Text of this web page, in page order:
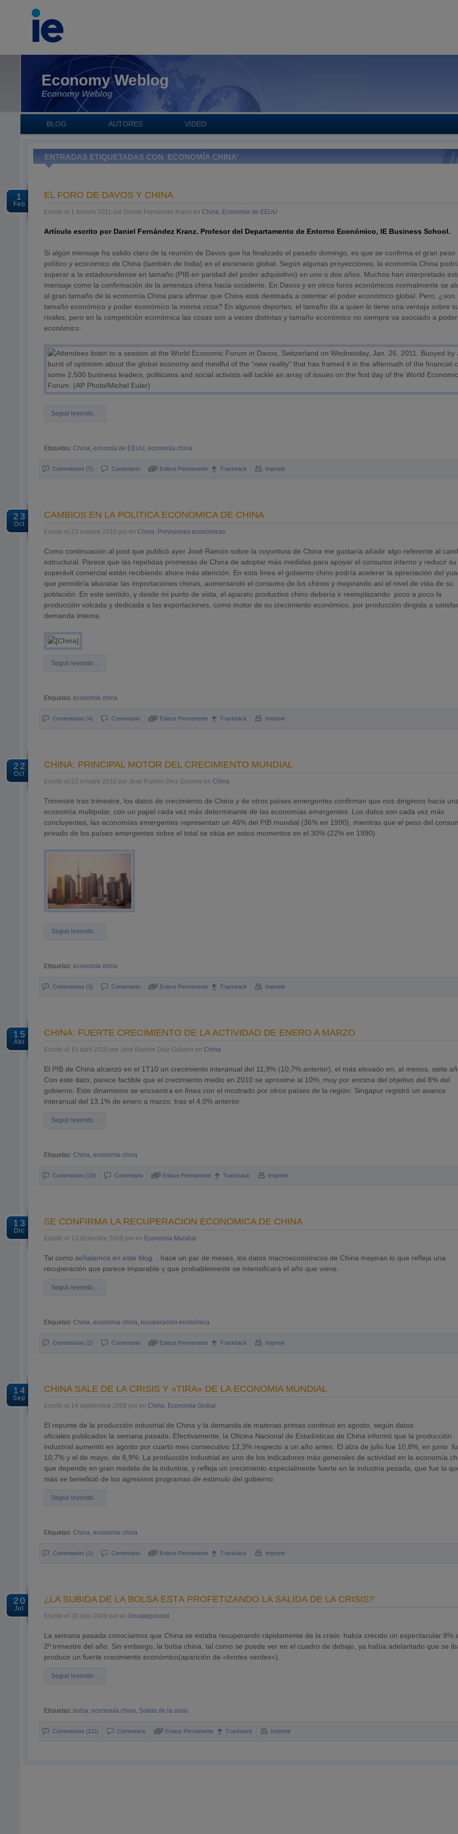
Economy Weblog
Economy Weblog
BLOG AUTORES VIDEO
ENTRADAS ETIQUETADAS CON ‘ECONOMÍA CHINA’
1
Feb
EL FORO DE DAVOS Y CHINA
Escrito el 1 febrero 2011 por Daniel Fernandez Kranz enChina, Economía de EEUU
Artículo escrito por Daniel Fernández Kranz. Profesor del Departamento de Entorno Económico, IE Business School.
Si algún mensaje ha salido claro de la reunión de Davos que ha finalizado el pasado domingo, es que se confirma el gran peso
político y económico de China (también de India) en el escenario global. Según algunas proyecciones, la economía China
superar a la estadounidense en tamaño (PIB en paridad del poder adquisitivo) en uno o dos años. Muchos han interpretado
mensaje como la confirmación de la amenaza china hacia occidente. En Davos y en otros foros económicos normalmente se
al gran tamaño de la economía China para afirmar que China está destinada a ostentar el poder económico global. Pero, ¿son
tamaño económico y poder económico la misma cosa? En algunos deportes, el tamaño da a quien lo tiene una ventaja sobre
rivales, pero en la competición económica las cosas son a veces distintas y tamaño económico no siempre va asociado a poder
económico.
Seguir leyendo…
Etiquetas:China,ecnomía de EEUU,economía china
Comentarios (7) Comentario Enlace Permanente Trackback Imprimir
23
Oct
CAMBIOS EN LA POLÍTICA ECONÓMICA DE CHINA
Escrito el 23 octubre 2010 por enChina, Previsiones económicas
Como continuación al post que publicó ayer José Ramón sobre la coyuntura de China me gustaría añadir algo referente al
estructural. Parece que las repetidas promesas de China de adoptar más medidas para apoyar el consumo interno y reducir su
superávit comercial están recibiendo ahora más atención. En esta línea el gobierno chino podría acelerar la apreciación del
que permitiría abaratar las importaciones chinas, aumentando el consumo de los chinos y mejorando así el nivel de vida de su
población. En este sentido, y desde mi punto de vista, el aparato productivo chino debería ir reemplazando poco a poco la
producción volcada y dedicada a las exportaciones, como motor de su crecimiento económico, por producción dirigida a
demanda interna.
Seguir leyendo…
Etiquetas:economía china
Comentarios (4) Comentario Enlace Permanente Trackback Imprimir
22
Oct
CHINA: PRINCIPAL MOTOR DEL CRECIMIENTO MUNDIAL
Escrito el 22 octubre 2010 por José Ramón Diez Guijarro enChina
Trimestre tras trimestre, los datos de crecimiento de China y de otros países emergentes confirman que nos dirigimos hacia
economía multipolar, con un papel cada vez más determinante de las economías emergentes. Los datos son cada vez más
concluyentes, las economías emergentes representan un 46% del PIB mundial (36% en 1990), mientras que el peso del
privado de los países emergentes sobre el total se sitúa en estos momentos en el 30% (22% en 1990).
Seguir leyendo…
Etiquetas:economía china
Comentarios (3) Comentario Enlace Permanente Trackback Imprimir
15
Abr
CHINA: FUERTE CRECIMIENTO DE LA ACTIVIDAD DE ENERO A MARZO
Escrito el 15 abril 2010 por José Ramón Diez Guijarro enChina
El PIB de China alcanzó en el 1T10 un crecimiento interanual del 11,9% (10,7% anterior), el más elevado en, al menos, siete
Con este dato, parece factible que el crecimiento medio en 2010 se aproxime al 10%, muy por encima del objetivo del 8% del
gobierno. Este dinamismo se encuentra en línea con el mostrado por otros países de la región: Singapur registró un avance
interanual del 13,1% de enero a marzo, tras el 4,0% anterior.
Seguir leyendo…
Etiquetas:China,economía china
Comentarios (19) Comentario Enlace Permanente Trackback Imprimir
13
Dic
SE CONFIRMA LA RECUPERACIÓN ECONÓMICA DE CHINA
Escrito el 13 diciembre 2009 por en Economía Mundial
Tal comoseñalamos en este blog
, hace un par de meses, los datos macroeconómicos de China mejoran lo que refleja una
recuperación que parece imparable y que probablemente se intensificará el año que viene.
Seguir leyendo…
Etiquetas:China,economía china, recuperación económica
Comentarios (2) Comentario Enlace Permanente Trackback Imprimir
14
Sep
CHINA SALE DE LA CRISIS Y «TIRA» DE LA ECONOMÍA MUNDIAL
Escrito el 14 septiembre 2009 por enChina, Economía Global
El repunte de la producción industrial de China y la demanda de materias primas continuó en agosto, según datos
oficiales publicados la semana pasada. Efectivamente, la Oficina Nacional de Estadísticas de China informó que la producción
industrial aumentó en agosto por cuarto mes consecutivo 12,3% respecto a un año antes. El alza de julio fue 10,8%, en junio
10,7% y el de mayo, de 8,9%. La producción industrial es uno de los indicadores más generales de actividad en la economía
que depende en gran medida de la industria, y refleja un crecimiento especialmente fuerte en la industria pesada, que fue la
más se benefició de los agresivos programas de estímulo del gobierno.
Seguir leyendo…
Etiquetas:China,economía china
Comentarios (1) Comentario Enlace Permanente Trackback Imprimir
20
Jul
¿LA SUBIDA DE LA BOLSA ESTÁ PROFETIZANDO LA SALIDA DE LA CRISIS?
Escrito el 20 julio 2009 por en Uncategorized
La semana pasada conocíamos que China se estaba recuperando rápidamente de la crisis: había crecido un espectacular 8%
2º trimestre del año. Sin embargo, la bolsa china, tal como se puede ver en el cuadro de debajo, ya había adelantado que se
producir un fuerte crecimiento económico(aparición de «brotes verdes»).
Seguir leyendo…
Etiquetas: bolsa,economía china, Salida de la crisis
Comentarios (211) Comentario Enlace Permanente Trackback Imprimir